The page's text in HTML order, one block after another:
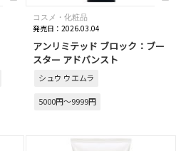
コスメ・化粧品
発売日：2026.03.04
アンリミテッド ブロック：ブー
スター アドバンスト
シュウ ウエムラ
5000円～9999円